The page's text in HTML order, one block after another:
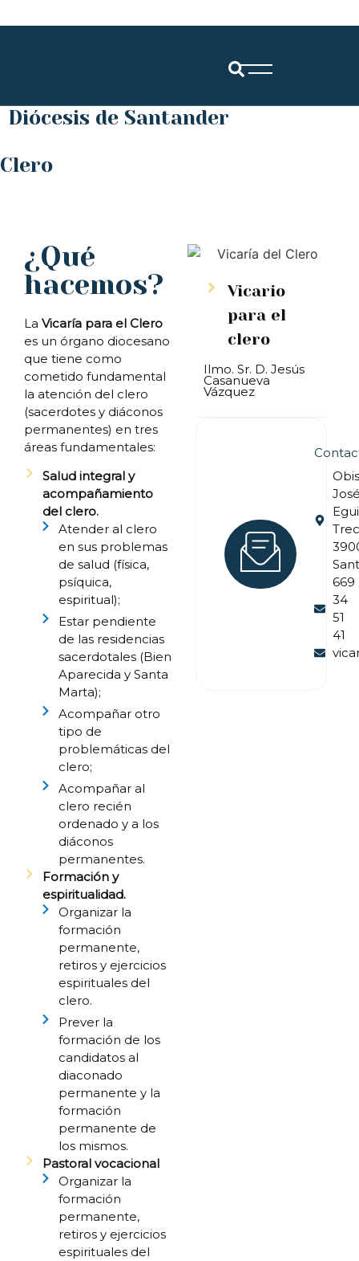
Diócesis de Santander
Clero
¿Qué
hacemos?
La Vicaría para el Clero
es un órgano diocesano
que tiene como
cometido fundamental
la atención del clero
(sacerdotes y diáconos
permanentes) en tres
áreas fundamentales:
Salud integral y
acompañamiento
del clero.
Atender al clero
en sus problemas
de salud (física,
psíquica,
espiritual);
Estar pendiente
de las residencias
sacerdotales (Bien
Aparecida y Santa
Marta);
Acompañar otro
tipo de
problemáticas del
clero;
Acompañar al
clero recién
ordenado y a los
diáconos
permanentes.
Formación y
espiritualidad.
Organizar la
formación
permanente,
retiros y ejercicios
espirituales del
clero.
Prever la
formación de los
candidatos al
diaconado
permanente y la
formación
permanente de
los mismos.
Pastoral vocacional
Organizar la
formación
permanente,
retiros y ejercicios
espirituales del
669
34
51
41
Vicario
para el
clero
Ilmo. Sr. D. Jesús
Casanueva
Vázquez